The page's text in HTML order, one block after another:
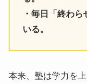
・毎日「終わ
いる。
本来、塾は学力を